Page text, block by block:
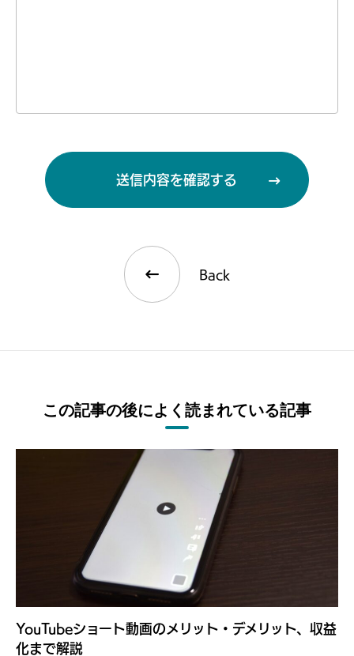
送信内容を確認する
Back
この記事の後によく読まれている記事
YouTubeショート動画のメリット・デメリット、収益
化まで解説